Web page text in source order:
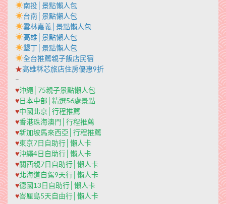
南投│景點懶人包
台南│景點懶人包
雲林嘉義│景點懶人包
高雄│景點懶人包
墾丁│景點懶人包
全台推薦親子飯店民宿
★高雄秝芯旅店住房優惠9折
–
♥沖繩│75親子景點懶人包
♥日本中部│精選56處景點
♥中國北京│行程推薦
♥香港珠海澳門│行程推薦
♥新加坡馬來西亞│行程推薦
♥東京7日自助行│懶人卡
♥沖繩4日自助行│懶人卡
♥關西親7日自助行│懶人卡
♥北海道自駕9天行│懶人卡
♥德國13日自助行│懶人卡
♥峇厘島5天自由行│懶人卡